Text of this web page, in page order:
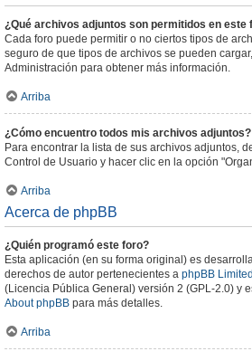
¿Qué archivos adjuntos son permitidos en este
Cada foro puede permitir o no ciertos tipos de
seguro de que tipos de archivos se pueden
Administración para obtener más información.
Arriba
¿Cómo encuentro todos mis archivos adjuntos?
Para encontrar la lista de sus archivos adjuntos,
Control de Usuario y hacer clic en la opción
Arriba
Acerca de phpBB
¿Quién programó este foro?
Esta aplicación (en su forma original) es
derechos de autor pertenecientes a phpBB Limited
(Licencia Pública General) versión 2 (GPL-2.0) y
About phpBB para más detalles.
Arriba